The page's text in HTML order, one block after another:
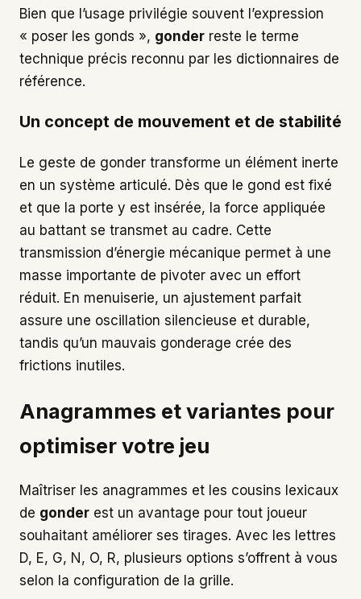
Bien que l’usage privilégie souvent l’expression
« poser les gonds », gonder reste le terme
technique précis reconnu par les dictionnaires de
référence.
Un concept de mouvement et de stabilité
Le geste de gonder transforme un élément inerte
en un système articulé. Dès que le gond est fixé
et que la porte y est insérée, la force appliquée
au battant se transmet au cadre. Cette
transmission d’énergie mécanique permet à une
masse importante de pivoter avec un effort
réduit. En menuiserie, un ajustement parfait
assure une oscillation silencieuse et durable,
tandis qu’un mauvais gonderage crée des
frictions inutiles.
Anagrammes et variantes pour
optimiser votre jeu
Maîtriser les anagrammes et les cousins lexicaux
de gonder est un avantage pour tout joueur
souhaitant améliorer ses tirages. Avec les lettres
D, E, G, N, O, R, plusieurs options s’offrent à vous
selon la configuration de la grille.